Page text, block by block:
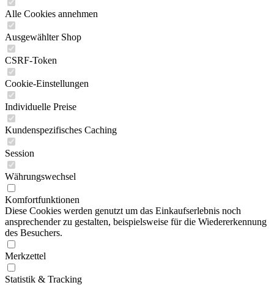
Alle Cookies annehmen
Ausgewählter Shop
CSRF-Token
Cookie-Einstellungen
Individuelle Preise
Kundenspezifisches Caching
Session
Währungswechsel
Komfortfunktionen
Diese Cookies werden genutzt um das Einkaufserlebnis noch
ansprechender zu gestalten, beispielsweise für die Wiedererkennung
des Besuchers.
Merkzettel
Statistik & Tracking